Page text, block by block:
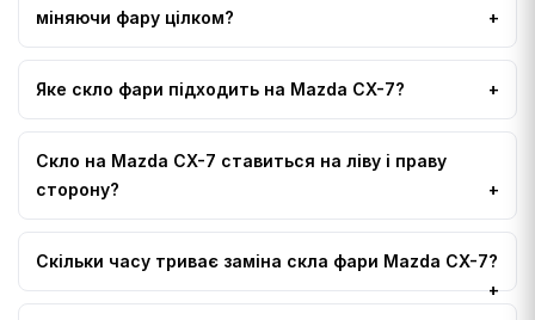
міняючи фару цілком?
Яке скло фари підходить на Mazda CX-7?
Скло на Mazda CX-7 ставиться на ліву і праву
сторону?
Скільки часу триває заміна скла фари Mazda CX-7?